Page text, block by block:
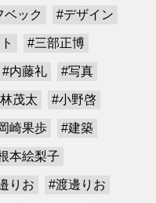
ック #デザイン
#三部正博
#内藤礼 #写真
茂太 #小野啓
崎果歩 #建築
本絵梨子
りお #渡邊りお